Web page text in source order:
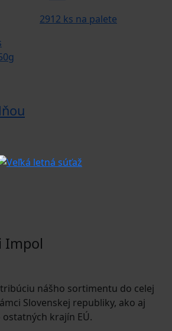
2912 ks na palete
Impol
nášho sortimentu do celej
Slovenskej republiky, ako aj
krajín EÚ.